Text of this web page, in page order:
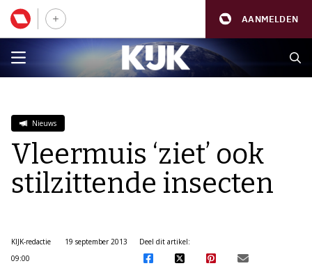
AANMELDEN
Nieuws
Vleermuis ‘ziet’ ook
stilzittende insecten
KIJK-redactie
19 september 2013
09:00
Deel dit artikel: